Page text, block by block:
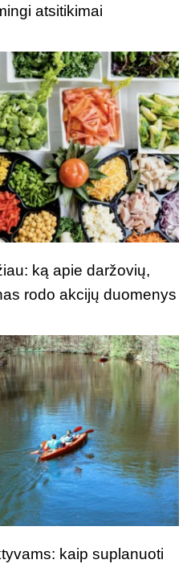
atsitikimai
ką apie daržovių,
rodo akcijų duomenys
kaip suplanuoti